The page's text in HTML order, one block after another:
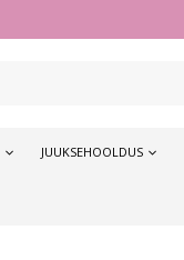
JUUKSEHOOLDUS